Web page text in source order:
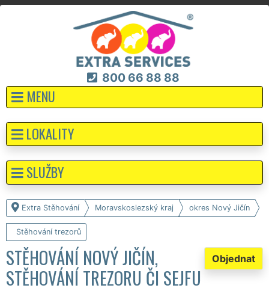
800 66 88 88
MENU
Extra Stěhování Moravskoslezský kraj okres Nový Jičín
Stěhování trezorů
Objednat
STĚHOVÁNÍ NOVÝ JIČÍN,
STĚHOVÁNÍ TREZORU ČI SEJFU
LOKALITY
SLUŽBY